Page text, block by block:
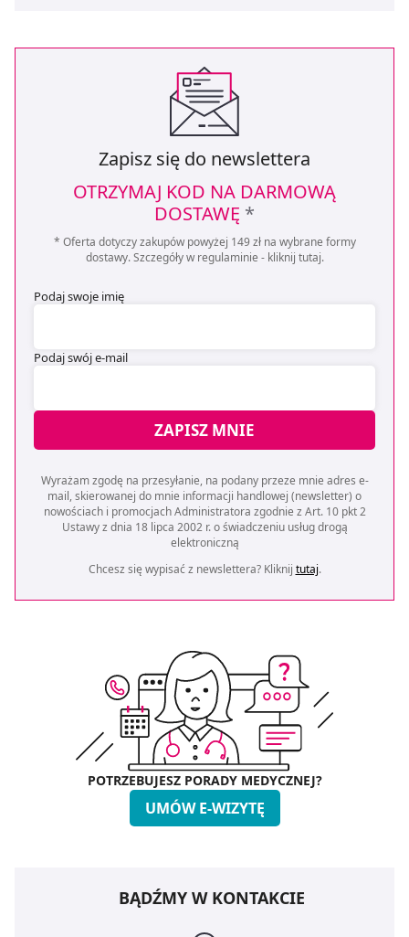
Zapisz się do newslettera
OTRZYMAJ KOD NA DARMOWĄ
DOSTAWĘ *
* Oferta dotyczy zakupów powyżej 149 zł na wybrane formy
dostawy. Szczegóły w regulaminie - kliknij tutaj.
Podaj swoje imię
Podaj swój e-mail
ZAPISZ MNIE
Wyrażam zgodę na przesyłanie, na podany przeze mnie adres e-
mail, skierowanej do mnie informacji handlowej (newsletter) o
nowościach i promocjach Administratora zgodnie z Art. 10 pkt 2
Ustawy z dnia 18 lipca 2002 r. o świadczeniu usług drogą
elektroniczną
Chcesz się wypisać z newslettera? Kliknij tutaj.
POTRZEBUJESZ PORADY MEDYCZNEJ?
UMÓW E-WIZYTĘ
BĄDŹMY W KONTAKCIE